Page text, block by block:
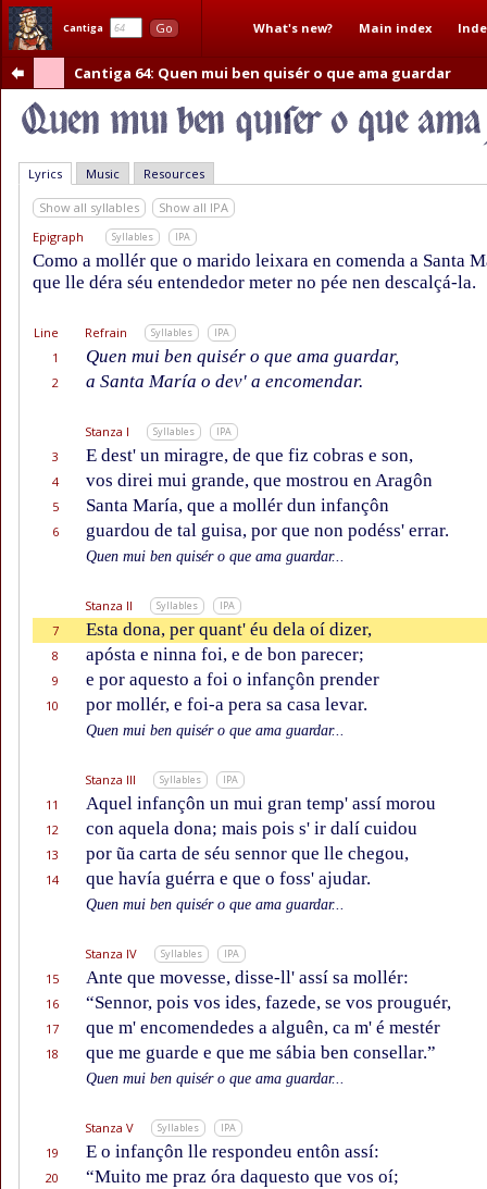
Cantiga Go What's new? Main index
Cantiga 64: Quen mui ben quisér o que ama guardar
Lyrics Music Resources
Show all syllables
Show all IPA
Epigraph
Syllables IPA
Como a mollér que o marido leixara en comenda a Santa
que lle déra séu entendedor meter no pée nen descalçá-la.
Line Refrain Syllables IPA
1 Quen mui ben quisér o que ama guardar,
2 a Santa María o dev' a encomendar.
Stanza I Syllables IPA
3 E dest' un miragre, de que fiz cobras e son,
4 vos direi mui grande, que mostrou en Aragôn
5 Santa María, que a mollér dun infançôn
6 guardou de tal guisa, por que non podéss' errar.
Quen mui ben quisér o que ama guardar...
Stanza II Syllables IPA
7 Esta dona, per quant' éu dela oí dizer,
8 apósta e ninna foi, e de bon parecer;
9 e por aquesto a foi o infançôn prender
10 por mollér, e foi-a pera sa casa levar.
Quen mui ben quisér o que ama guardar...
Stanza III Syllables IPA
11 Aquel infançôn un mui gran temp' assí morou
12 con aquela dona; mais pois s' ir dalí cuidou
13 por ũa carta de séu sennor que lle chegou,
14 que havía guérra e que o foss' ajudar.
Quen mui ben quisér o que ama guardar...
Stanza IV Syllables IPA
15 Ante que movesse, disse-ll' assí sa mollér:
16 “Sennor, pois vos ides, fazede, se vos prouguér,
17 que m' encomendedes a alguên, ca m' é mestér
18 que me guarde e que me sábia ben consellar.”
Quen mui ben quisér o que ama guardar...
Stanza V Syllables IPA
19 E o infançôn lle respondeu entôn assí:
20 “Muito me praz óra daquesto que vos oí;